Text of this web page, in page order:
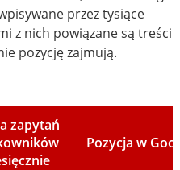
przez tysiące
z nich powiązane są treści
pozycję zajmują.
zapytań
Pozycja w